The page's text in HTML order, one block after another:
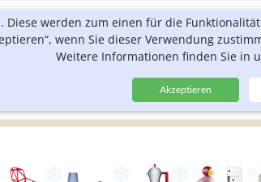
Diese werden zum einen für die
wenn Sie dieser Verwendung
Weitere Informationen finden Sie in
Akzeptieren